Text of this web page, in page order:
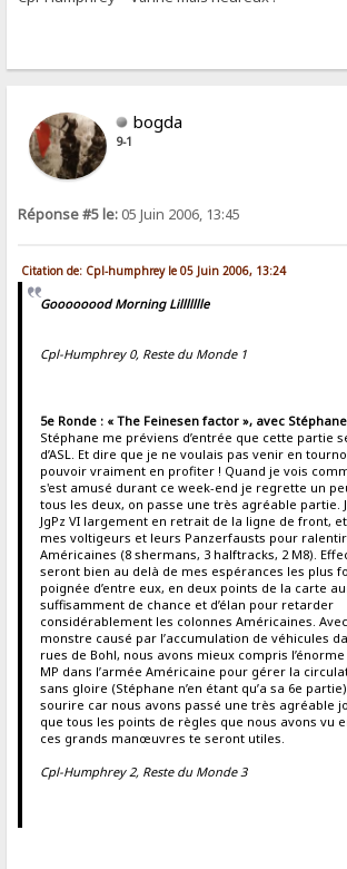
bogda
9-1
Réponse #5 le: 05 Juin 2006, 13:45
Citation de: Cpl-humphrey le 05 Juin 2006, 13:24
Goooooood Morning Lillllllle
Cpl-Humphrey 0, Reste du Monde 1
5e Ronde : « The Feinesen factor », avec
Stéphane me préviens d’entrée que cette partie
d’ASL. Et dire que je ne voulais pas venir en
pouvoir vraiment en profiter ! Quand je vois
s'est amusé durant ce week-end je regrette un
tous les deux, on passe une très agréable partie.
JgPz VI largement en retrait de la ligne de front,
mes voltigeurs et leurs Panzerfausts pour
Américaines (8 shermans, 3 halftracks, 2 M8).
seront bien au delà de mes espérances les plus
poignée d’entre eux, en deux points de la carte
suffisamment de chance et d’élan pour retarder
considérablement les colonnes Américaines.
monstre causé par l’accumulation de véhicules
rues de Bohl, nous avons mieux compris
MP dans l’armée Américaine pour gérer la
sans gloire (Stéphane n’en étant qu’a sa 6e
sourire car nous avons passé une très agréable
que tous les points de règles que nous avons vu
ces grands manœuvres te seront utiles.
Cpl-Humphrey 2, Reste du Monde 3